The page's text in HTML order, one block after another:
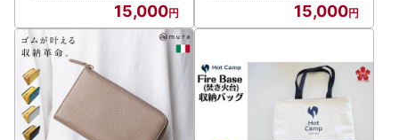
15,000 15,000